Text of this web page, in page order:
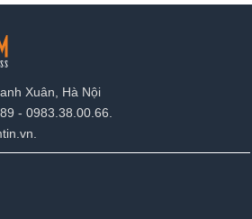
Xuân, Hà Nội
- 0983.38.00.66.